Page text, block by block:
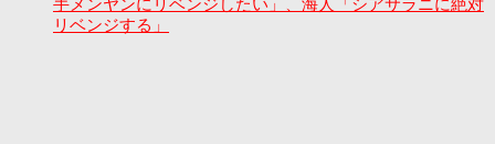
手メンヤンにリベンジしたい」、海人「シアサラニに絶対
リベンジする」